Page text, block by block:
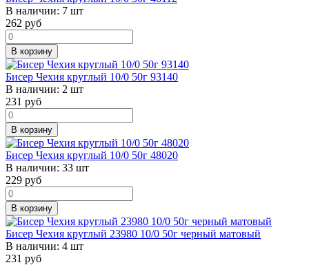
В наличии: 7 шт
262 руб
В корзину
Бисер Чехия круглый 10/0 50г 93140
В наличии: 2 шт
231 руб
В корзину
Бисер Чехия круглый 10/0 50г 48020
В наличии: 33 шт
229 руб
В корзину
Бисер Чехия круглый 23980 10/0 50г черный матовый
В наличии: 4 шт
231 руб